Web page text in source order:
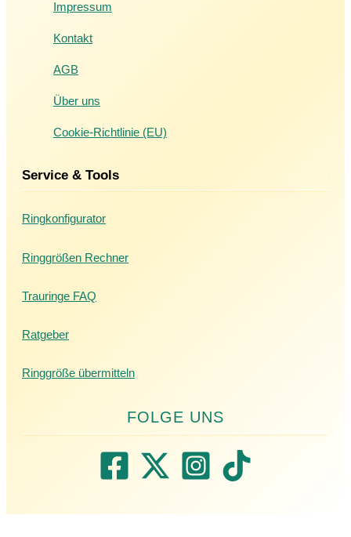
Impressum
Kontakt
AGB
Über uns
Cookie-Richtlinie (EU)
Service & Tools
Ringkonfigurator
Ringgrößen Rechner
Trauringe FAQ
Ratgeber
Ringgröße übermitteln